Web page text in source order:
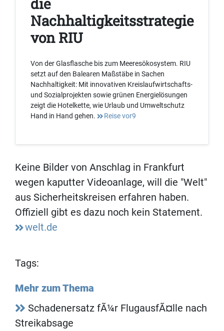
Nachhaltigkeitsstrategie
von RIU
Von der Glasflasche bis zum Meeresökosystem. RIU
setzt auf den Balearen Maßstäbe in Sachen
Nachhaltigkeit: Mit innovativen Kreislaufwirtschafts-
und Sozialprojekten sowie grünen Energielösungen
zeigt die Hotelkette, wie Urlaub und Umweltschutz
Hand in Hand gehen.
Reise vor9
Keine Bilder von Anschlag in Frankfurt
wegen kaputter Videoanlage, will die "Welt"
aus Sicherheitskreisen erfahren haben.
Offiziell gibt es dazu noch kein Statement.
welt.de
Tags:
Mehr zum Thema
Schadenersatz fÃ¼r FlugausfÃ¤lle nach
Streikabsage